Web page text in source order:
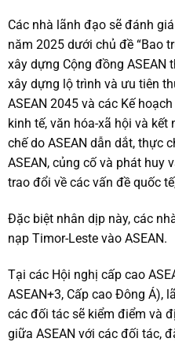
Các nhà lãnh đạo sẽ đánh
năm 2025 dưới chủ đề “Bao
xây dựng Cộng đồng ASEAN
xây dựng lộ trình và ưu tiên
ASEAN 2045 và các Kế
kinh tế, văn hóa-xã hội và
chế do ASEAN dẫn dắt, thực
ASEAN, củng cố và phát huy
trao đổi về các vấn đề quốc
Đặc biệt nhân dịp này, các
nạp Timor-Leste vào ASEAN.
Tại các Hội nghị cấp cao
ASEAN+3, Cấp cao Đông Á),
các đối tác sẽ kiểm điểm và
giữa ASEAN với các đối tác,